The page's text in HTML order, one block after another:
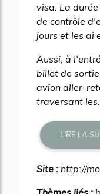
visa. La
de contrôle
jours et les ai
Aussi, à
billet de
avion aller-
traversant les...
LIRE LA
Site : http://